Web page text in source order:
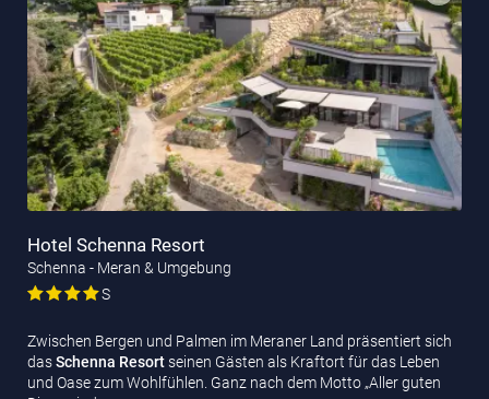
Hotel Schenna Resort
Schenna - Meran & Umgebung
S
Zwischen Bergen und Palmen im Meraner Land präsentiert sich
dasSchenna Resortseinen Gästen als Kraftort für das Leben
und Oase zum Wohlfühlen. Ganz nach dem Motto „Aller guten